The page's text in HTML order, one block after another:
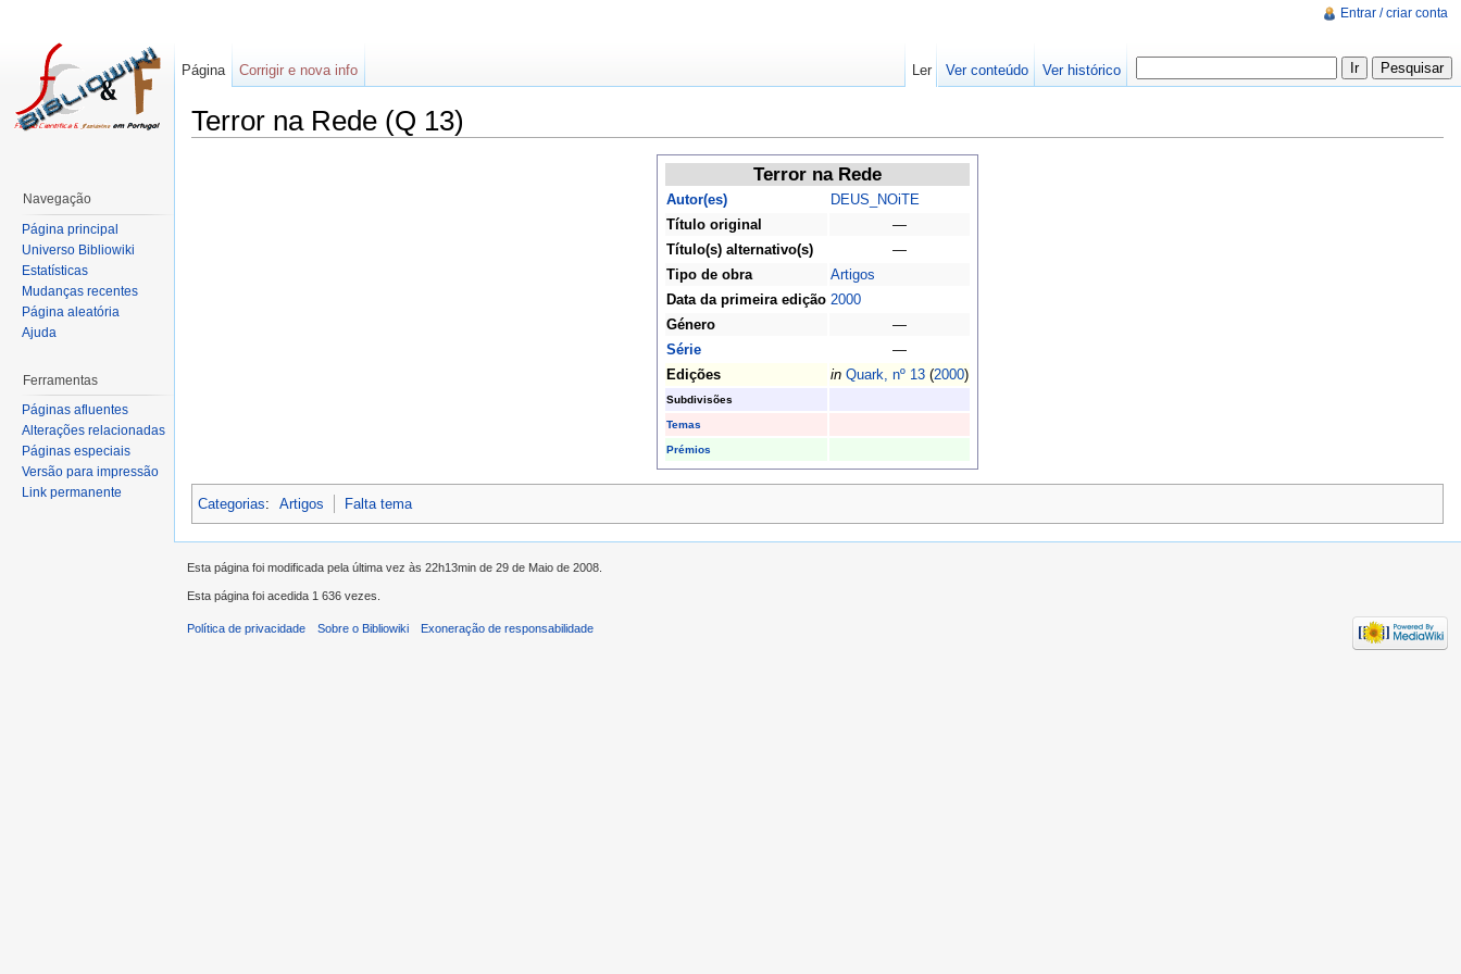
Terror na Rede (Q 13)
Terror na Rede
Autor(es)
DEUS_NOiTE
Título original
—
Título(s) alternativo(s)
—
Tipo de obra
Artigos
Data da primeira edição 2000
Género
—
Série
—
Edições
in Quark, nº 13 (2000)
Subdivisões
Temas
Prémios
Categorias: Artigos Falta tema
Entrar / criar conta
Página Corrigir e nova info Ler Ver conteúdo Ver histórico
Navegação
Página principal
Universo Bibliowiki
Estatísticas
Mudanças recentes
Página aleatória
Ajuda
Ferramentas
Páginas afluentes
Alterações relacionadas
Páginas especiais
Versão para impressão
Link permanente
Esta página foi modificada pela última vez às 22h13min de 29 de Maio de 2008.
Esta página foi acedida 1 636 vezes.
Política de privacidade Sobre o Bibliowiki Exoneração de responsabilidade